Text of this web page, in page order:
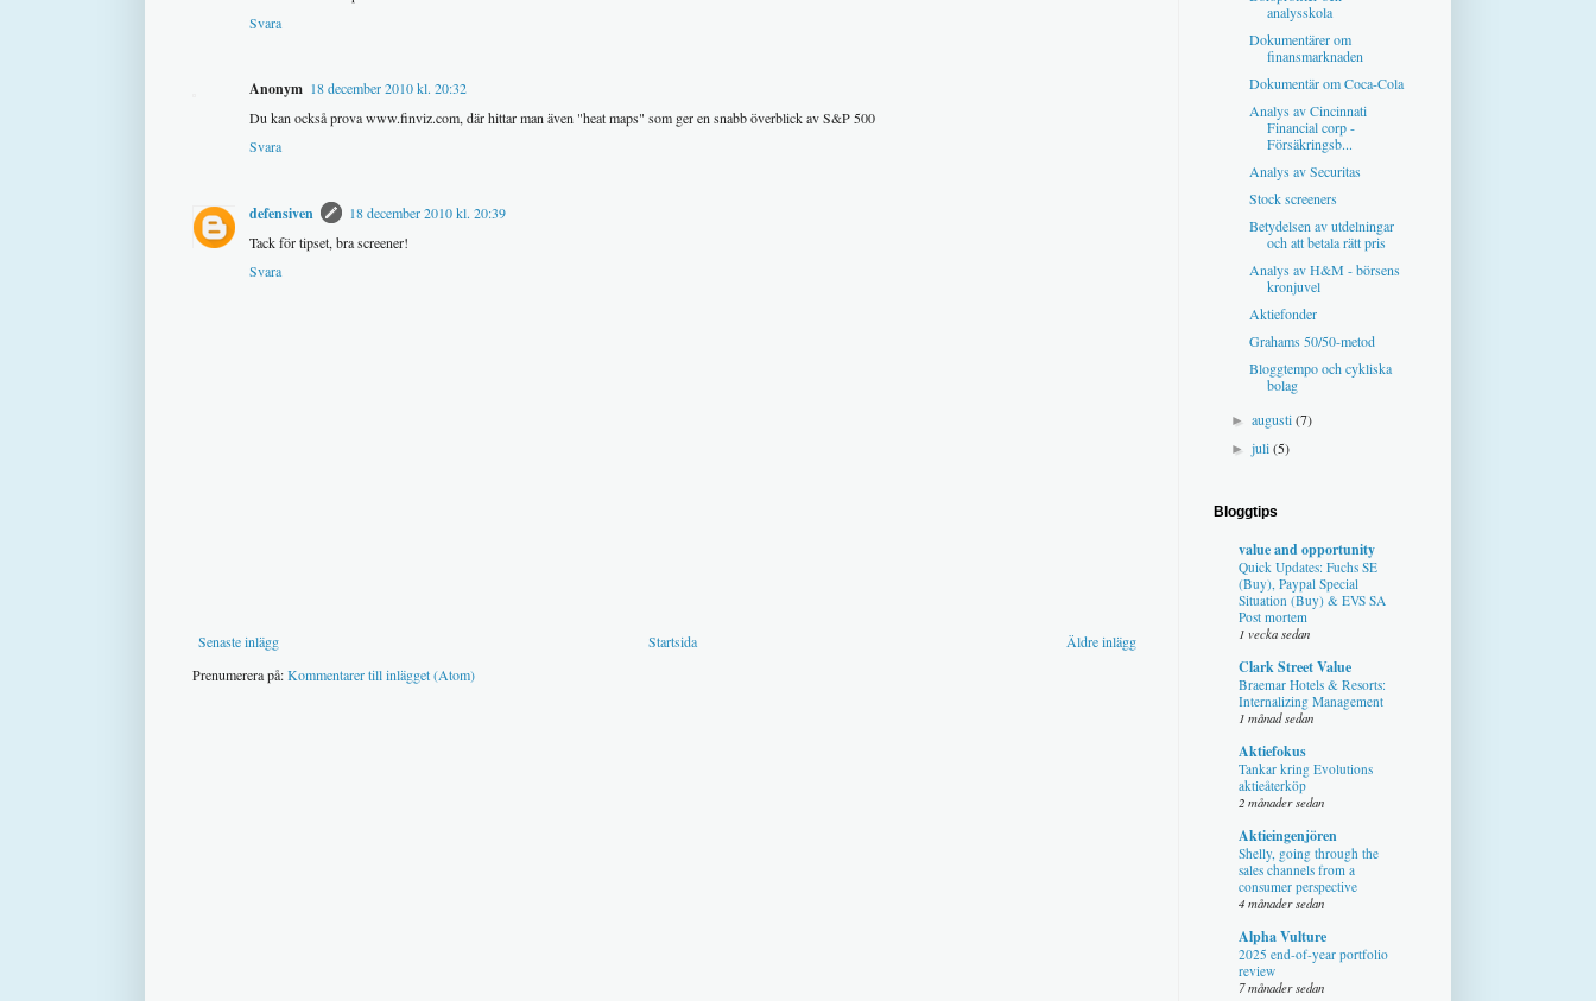
Svara
Anonym 18 december 2010 kl. 20:32
Du kan också prova www.finviz.com, där hittar man även "heat maps" som ger en snabb överblick av S&P 500
Svara
defensiven
18 december 2010 kl. 20:39
Tack för tipset, bra screener!
Svara
Senaste inlägg Äldre inlägg
Startsida
Prenumerera på:Kommentarer till inlägget (Atom)
analysskola
Dokumentärer om
finansmarknaden
Dokumentär om Coca-Cola
Analys av Cincinnati
Financial corp -
Försäkringsb...
Analys av Securitas
Stock screeners
Betydelsen av utdelningar
och att betala rätt pris
Analys av H&M - börsens
kronjuvel
Aktiefonder
Grahams 50/50-metod
Bloggtempo och cykliska
bolag
►augusti(7)
►juli(5)
Bloggtips
value and opportunity
Quick Updates: Fuchs SE
(Buy), Paypal Special
Situation (Buy) & EVS SA
Post mortem
1 vecka sedan
Clark Street Value
Braemar Hotels & Resorts:
Internalizing Management
1 månad sedan
Aktiefokus
Tankar kring Evolutions
aktieåterköp
2 månader sedan
Aktieingenjören
Shelly, going through the
sales channels from a
consumer perspective
4 månader sedan
Alpha Vulture
2025 end-of-year portfolio
review
7 månader sedan